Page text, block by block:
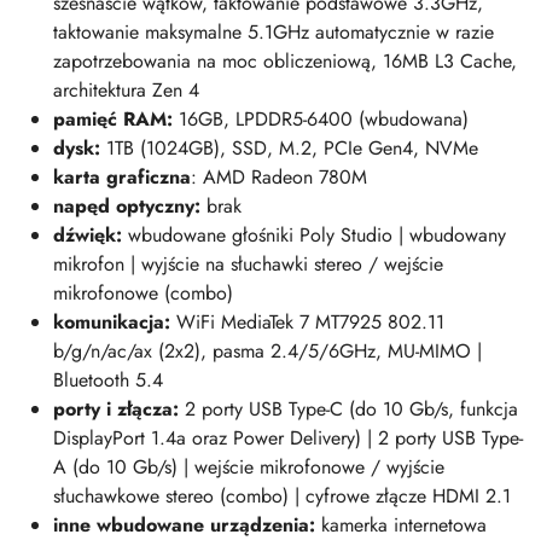
taktowanie maksymalne 5.1GHz automatycznie w razie
zapotrzebowania na moc obliczeniową, 16MB L3 Cache,
architektura Zen 4
pamięć RAM: 16GB, LPDDR5-6400 (wbudowana)
dysk: 1TB (1024GB), SSD, M.2, PCIe Gen4, NVMe
karta graficzna: AMD Radeon 780M
napęd optyczny: brak
dźwięk: wbudowane głośniki Poly Studio | wbudowany
mikrofon | wyjście na słuchawki stereo / wejście
mikrofonowe (combo)
komunikacja: WiFi MediaTek 7 MT7925 802.11
b/g/n/ac/ax (2x2), pasma 2.4/5/6GHz, MU-MIMO |
Bluetooth 5.4
porty i złącza: 2 porty USB Type-C (do 10 Gb/s, funkcja
DisplayPort 1.4a oraz Power Delivery) | 2 porty USB Type-
A (do 10 Gb/s) | wejście mikrofonowe / wyjście
słuchawkowe stereo (combo) | cyfrowe złącze HDMI 2.1
inne wbudowane urządzenia: kamerka internetowa